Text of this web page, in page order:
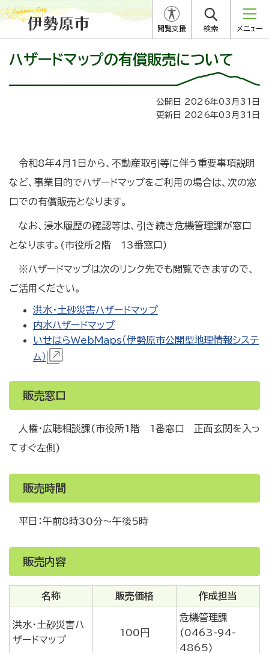
閲覧支援 検索 メニュー
ハザードマップの有償販売について
公開日 2026年03月31日
更新日 2026年03月31日
令和8年4月1日から、不動産取引等に伴う重要事項説明
など、事業目的でハザードマップをご利用の場合は、次の窓
口での有償販売となります。
なお、浸水履歴の確認等は、引き続き危機管理課が窓口
となります。(市役所2階 13番窓口)
※ハザードマップは次のリンク先でも閲覧できますので、
ご活用ください。
洪水・土砂災害ハザードマップ
内水ハザードマップ
いせはらWebMaps（伊勢原市公開型地理情報システ
ム）
販売窓口
人権・広聴相談課(市役所1階 1番窓口 正面玄関を入っ
てすぐ左側)
販売時間
平日：午前8時30分～午後5時
販売内容
名称 販売価格 作成担当
洪水・土砂災害ハ
ザードマップ
100円
危機管理課
(0463-94-
4865)